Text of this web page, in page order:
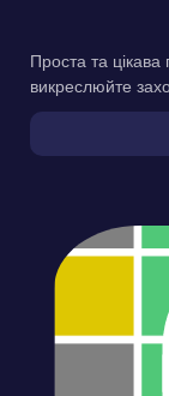
Проста та
викреслюйте